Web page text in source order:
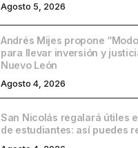
Agosto 5, 2026
Andrés Mijes propone
para llevar inversión y
Nuevo León
Agosto 4, 2026
San Nicolás regalará útiles
de estudiantes: así puedes